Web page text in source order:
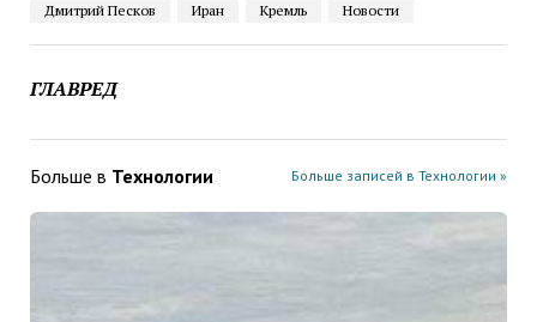
Дмитрий Песков Иран Кремль Новости
ГЛАВРЕД
Больше в Технологии Больше записей в Технологии »